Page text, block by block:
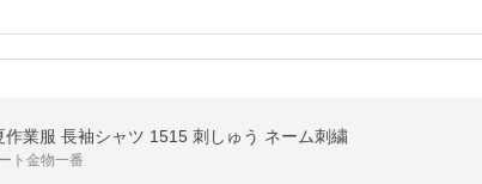
業服 長袖シャツ 1515 刺しゅう ネーム刺繍
ト金物一番